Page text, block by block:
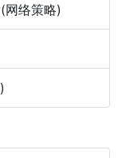
络策略)